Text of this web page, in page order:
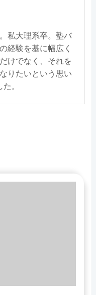
私大理系卒。塾バ
経験を基に幅広く
けでなく、それを
りたいという思い
。